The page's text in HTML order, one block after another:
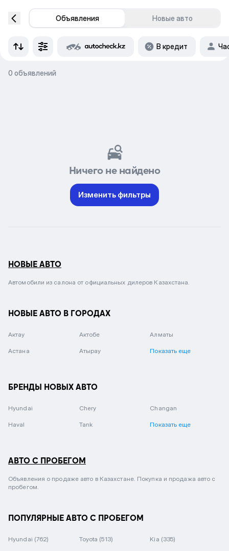
Объявления Новые авто
В кредит
0 объявлений
Ничего не найдено
Изменить фильтры
НОВЫЕ АВТО
Автомобили из салона от официальных дилеров Казахстана.
НОВЫЕ АВТО В ГОРОДАХ
Актау Актобе Алматы
Астана Атырау Показать еще
БРЕНДЫ НОВЫХ АВТО
Hyundai Chery Changan
Haval Tank Показать еще
АВТО С ПРОБЕГОМ
Объявления о продаже авто в Казахстане. Покупка и продажа авто с
пробегом.
ПОПУЛЯРНЫЕ АВТО С ПРОБЕГОМ
Hyundai (762) Toyota (513) Kia (335)